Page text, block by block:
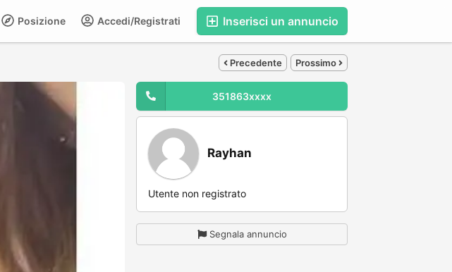
Inserisci un annuncio
Accedi/Registrati
Posizione
Precedente Prossimo
351863xxxx
Rayhan
Utente non registrato
Segnala annuncio